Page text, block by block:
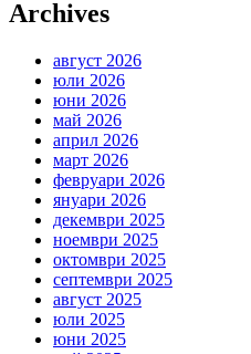
Archives
август 2026
юли 2026
юни 2026
май 2026
април 2026
март 2026
февруари 2026
януари 2026
декември 2025
ноември 2025
октомври 2025
септември 2025
август 2025
юли 2025
юни 2025